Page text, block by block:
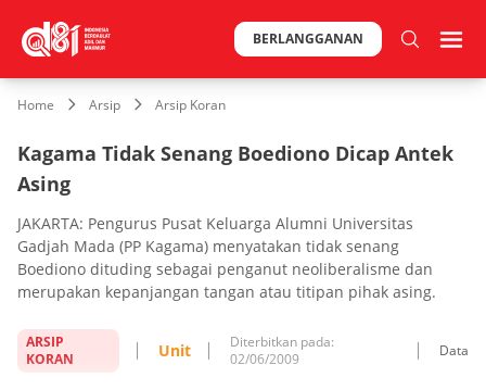
BERLANGGANAN
Home Arsip Arsip Koran
Kagama Tidak Senang Boediono Dicap Antek
Asing
JAKARTA: Pengurus Pusat Keluarga Alumni Universitas
Gadjah Mada (PP Kagama) menyatakan tidak senang
Boediono dituding sebagai penganut neoliberalisme dan
merupakan kepanjangan tangan atau titipan pihak asing.
ARSIP
KORAN
Unit
Diterbitkan pada:
02/06/2009
Data